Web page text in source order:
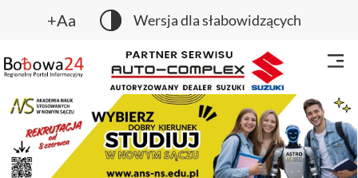
+Aa Wersja dla słabowidzących